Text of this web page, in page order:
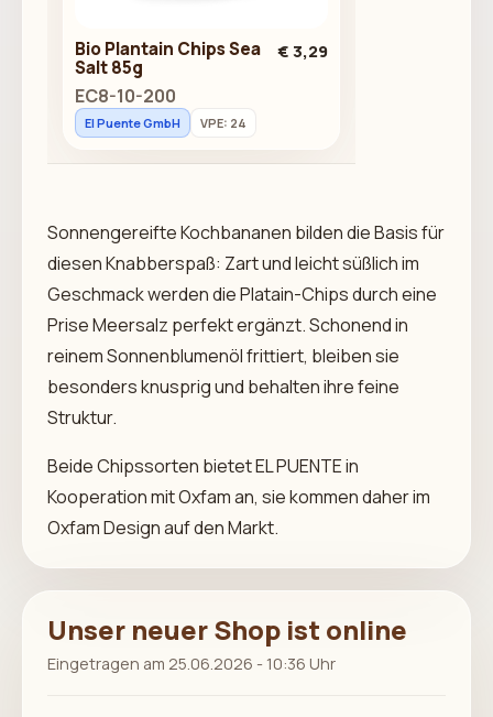
Bio Plantain Chips Sea
Salt 85g
EC8-10-200
€ 3,29
El Puente GmbH VPE: 24
Sonnengereifte Kochbananen bilden die Basis für
diesen Knabberspaß: Zart und leicht süßlich im
Geschmack werden die Platain-Chips durch eine
Prise Meersalz perfekt ergänzt. Schonend in
reinem Sonnenblumenöl frittiert, bleiben sie
besonders knusprig und behalten ihre feine
Struktur.
Beide Chipssorten bietet EL PUENTE in
Kooperation mit Oxfam an, sie kommen daher im
Oxfam Design auf den Markt.
Unser neuer Shop ist online
Eingetragen am 25.06.2026 - 10:36 Uhr